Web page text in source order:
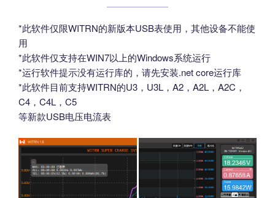
*此软件仅限WITRN的新版本USB表使用，其他设备不能使
用
*此软件仅支持在WIN7以上的Windows系统运行
*运行软件提示没有运行库的，请先安装.net core运行库
*此软件目前支持WITRN的U3，U3L，A2，A2L，A2C，
C4，C4L，C5
等新款USB电压电流表